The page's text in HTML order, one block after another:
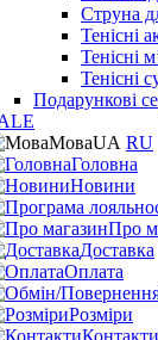
Струна
Тенісні
Тенісні
Тенісні
Подарункові
МоваUA RU
Головна
Новини
Про
Доставка
Оплата
Розміри
Контакти